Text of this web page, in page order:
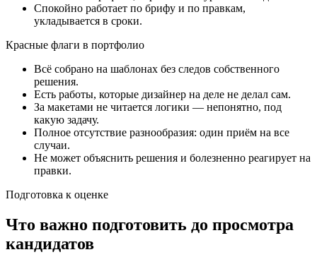
Спокойно работает по брифу и по правкам,
укладывается в сроки.
Красные флаги в портфолио
Всё собрано на шаблонах без следов собственного
решения.
Есть работы, которые дизайнер на деле не делал сам.
За макетами не читается логики — непонятно, под
какую задачу.
Полное отсутствие разнообразия: один приём на все
случаи.
Не может объяснить решения и болезненно реагирует на
правки.
Подготовка к оценке
Что важно подготовить до просмотра
кандидатов